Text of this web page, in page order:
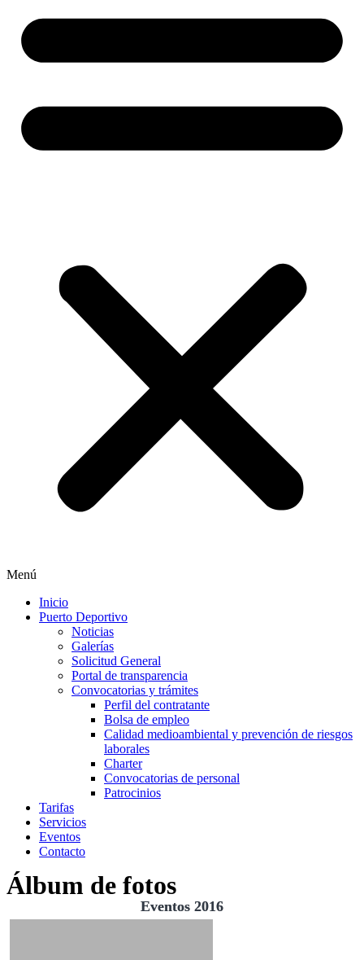
Menú
Inicio
Puerto Deportivo
Noticias
Galerías
Solicitud General
Portal de transparencia
Convocatorias y trámites
Perfil del contratante
Bolsa de empleo
Calidad medioambiental y prevención de riesgos
laborales
Charter
Convocatorias de personal
Patrocinios
Tarifas
Servicios
Eventos
Contacto
Álbum de fotos
Eventos 2016